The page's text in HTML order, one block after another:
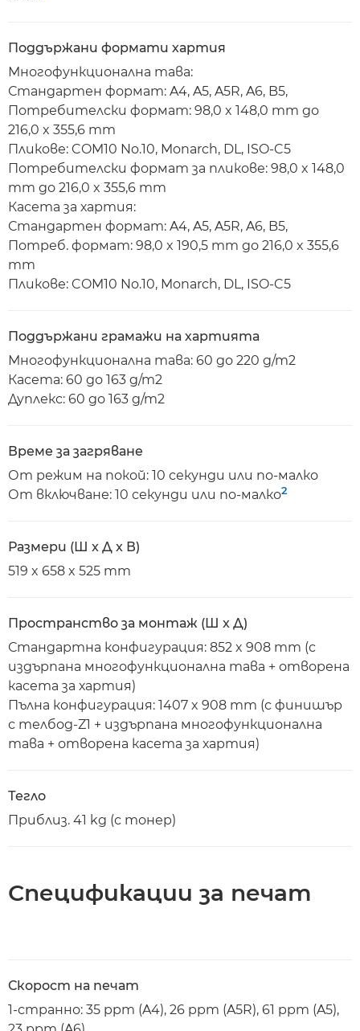
Поддържани формати хартия
Многофункционална тава:
Стандартен формат: A4, A5, A5R, A6, B5,
Потребителски формат: 98,0 x 148,0 mm до
216,0 x 355,6 mm
Пликове: COM10 No.10, Monarch, DL, ISO-C5
Потребителски формат за пликове: 98,0 x 148,0
mm до 216,0 x 355,6 mm
Касета за хартия:
Стандартен формат: A4, A5, A5R, A6, B5,
Потреб. формат: 98,0 x 190,5 mm до 216,0 x 355,6
mm
Пликове: COM10 No.10, Monarch, DL, ISO-C5
Поддържани грамажи на хартията
Многофункционална тава: 60 до 220 g/m2
Касета: 60 до 163 g/m2
Дуплекс: 60 до 163 g/m2
Време за загряване
От режим на покой: 10 секунди или по-малко
От включване: 10 секунди или по-малко2
Размери (Ш x Д x В)
519 x 658 x 525 mm
Пространство за монтаж (Ш x Д)
Стандартна конфигурация: 852 x 908 mm (с
издърпана многофункционална тава + отворена
касета за хартия)
Пълна конфигурация: 1407 x 908 mm (с финишър
с телбод-Z1 + издърпана многофункционална
тава + отворена касета за хартия)
Тегло
Приблиз. 41 kg (с тонер)
Спецификации за печат
Скорост на печат
1-странно: 35 ppm (A4), 26 ppm (A5R), 61 ppm (A5),